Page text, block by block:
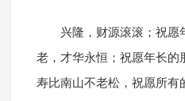
兴隆，财源滚滚；祝愿
老，才华永恒；祝愿年长的
寿比南山不老松，祝愿所有